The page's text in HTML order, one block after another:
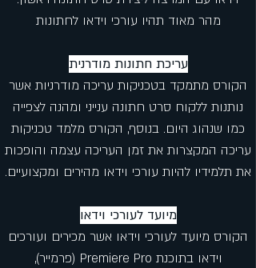
מהר מאוד תהיו עורכי וידאו לחתונות
עריכת חתונות מודרנית
הקורס מתמקד בטכניקות עריכה מודרניות אשר
נותנות ללקוח סרט חתונה ענייני ומהנה לצפייה
כמו שנהוג היום. בנוסף, הקורס מלמד טכניקות
עריכה המקצרות את זמן העריכה עצמה והופכות
את תלמידיו להיות עורכי וידאו מהירים ומקצועיים.
מיועד לעורכי וידאו
הקורס מיועד לעורכי וידאו אשר מכירים ועורכים
וידאו בתוכנת Premiere Pro (פרמייר),